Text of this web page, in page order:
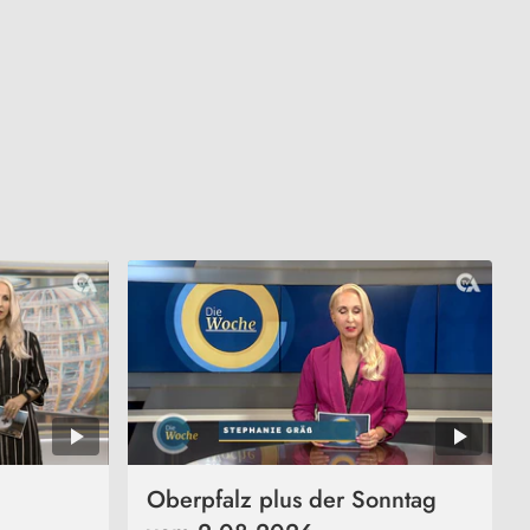
Oberpfalz plus der Sonntag